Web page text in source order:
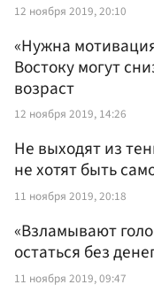
12 ноября 2019, 20:10
«Нужна
Востоку могут
возраст
12 ноября 2019, 14:26
Не выходят из
не хотят быть
11 ноября 2019, 20:18
«Взламывают
остаться без
11 ноября 2019, 09:47